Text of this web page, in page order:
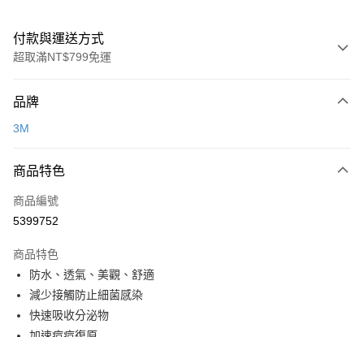
付款與運送方式
超取滿NT$799免運
信用卡一次付款
LINE Pay
Apple Pay
悠遊付
Google Pay
全盈+PAY
品牌
3M
商品特色
商品編號
5399752
商品特色
防水、透氣、美觀、舒適
減少接觸防止細菌感染
快速吸收分泌物